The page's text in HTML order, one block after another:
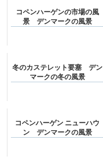
コペンハーゲンの市場の風
景 デンマークの風景
冬のカステレット要塞 デン
マークの冬の風景
コペンハーゲン ニューハウ
ン デンマークの風景